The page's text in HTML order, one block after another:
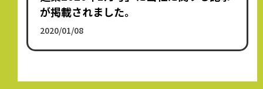
が掲載されました。
2020/01/08